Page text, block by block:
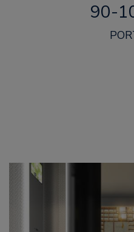
90-